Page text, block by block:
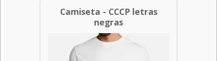
Camiseta - CCCP letras
negras